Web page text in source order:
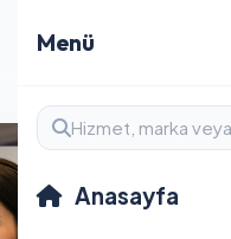
Menü
Anasayfa